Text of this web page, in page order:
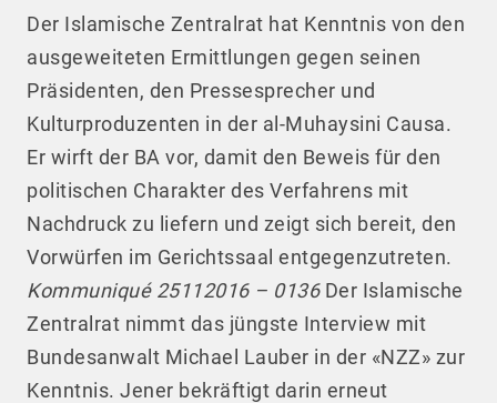
Der Islamische Zentralrat hat Kenntnis von den
ausgeweiteten Ermittlungen gegen seinen
Präsidenten, den Pressesprecher und
Kulturproduzenten in der al-Muhaysini Causa.
Er wirft der BA vor, damit den Beweis für den
politischen Charakter des Verfahrens mit
Nachdruck zu liefern und zeigt sich bereit, den
Vorwürfen im Gerichtssaal entgegenzutreten.
Kommuniqué 25112016 – 0136Der Islamische
Zentralrat nimmt das jüngste Interview mit
Bundesanwalt Michael Lauber in der «NZZ» zur
Kenntnis. Jener bekräftigt darin erneut